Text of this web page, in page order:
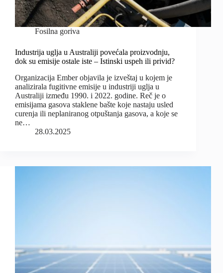
Fosilna goriva
Industrija uglja u Australiji povećala proizvodnju,
dok su emisije ostale iste – Istinski uspeh ili privid?
Organizacija Ember objavila je izveštaj u kojem je
analizirala fugitivne emisije u industriji uglja u
Australiji između 1990. i 2022. godine. Reč je o
emisijama gasova staklene bašte koje nastaju usled
curenja ili neplaniranog otpuštanja gasova, a koje se
ne…
28.03.2025